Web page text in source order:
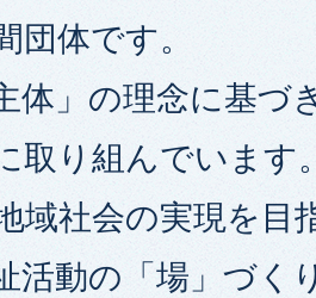
団体です。
体」の理念に基づ
取り組んでいます
域社会の実現を目
活動の「場」づく